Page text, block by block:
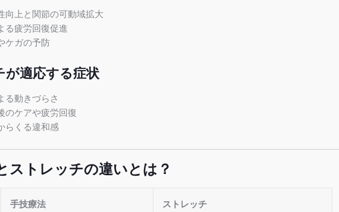
向上と関節の可動域拡大
る疲労回復促進
ケガの予防
が適応する症状
る動きづらさ
のケアや疲労回復
らくる違和感
ストレッチの違いとは？
手技療法 ストレッチ